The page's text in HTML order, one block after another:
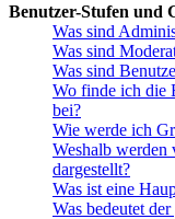
Benutzer-Stufen und
Was sind
Was sind
Was sind
Wo finde ich die
bei?
Wie werde ich
Weshalb werden
dargestellt?
Was ist eine
Was bedeutet